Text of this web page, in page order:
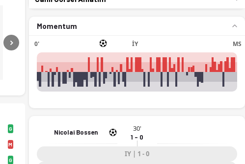
Next
G
M
G
Momentum
0' İY MS
Nicolai Bossen 30'
1 - 0
IY | 1 - 0